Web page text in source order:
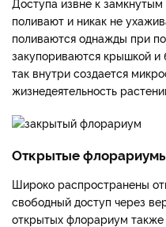
поливают и никак не
поливаются однажды при
закупориваются крышкой
так внутри создается
жизнедеятельность
Открытые
Широко распространены
свободный доступ через
открытых флорариум также